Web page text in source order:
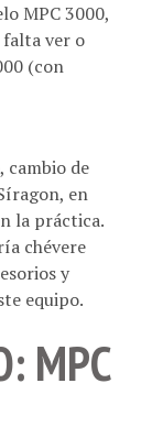
falta ver o
(con
de
en
la práctica.
chévere
y
equipo.
MPC